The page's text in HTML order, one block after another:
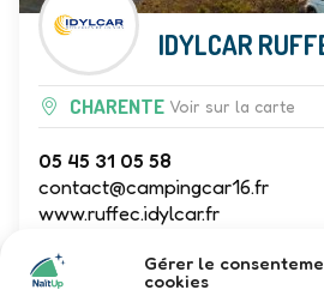
Gérer le
cookies
IDYLCAR
CHARENTE Voir sur la carte
05 45 31 05 58
contact@campingcar16.fr
Camping Car Sarl REMY Frères
Ruffec, Route de Montjean,